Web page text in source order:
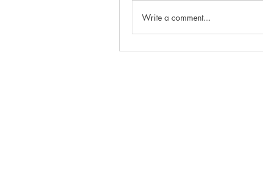
Write a comment...